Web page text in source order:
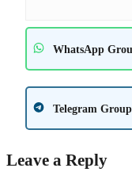
WhatsApp
Telegram Group
Leave a Reply